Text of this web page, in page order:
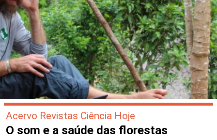
Acervo Revistas Ciência Hoje
O som e a saúde das florestas